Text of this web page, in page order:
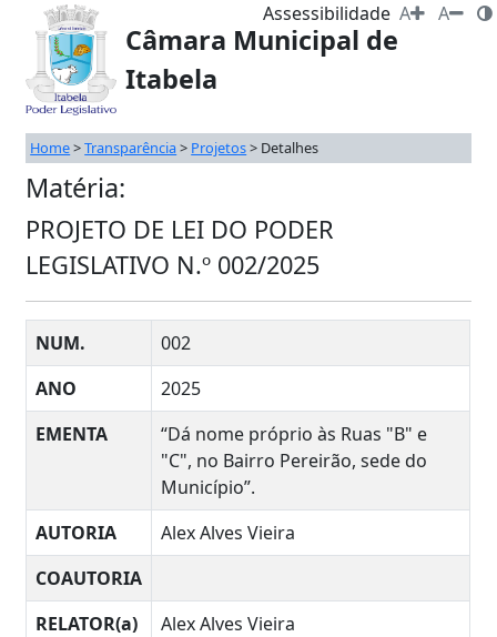
Câmara Municipal de
Itabela
Home>Transparência> Projetos> Detalhes
Matéria:
PROJETO DE LEI DO PODER
LEGISLATIVO N.º 002/2025
NUM.
002
ANO
2025
EMENTA
“Dá nome próprio às Ruas "B" e
"C", no Bairro Pereirão, sede do
Município”.
AUTORIA
Alex Alves Vieira
COAUTORIA
RELATOR(a)
Alex Alves Vieira
Assessibilidade A A